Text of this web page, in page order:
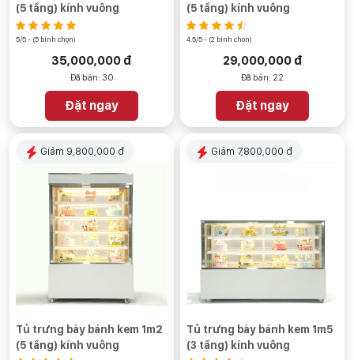
(5 tầng) kính vuông
5/5 - (5 bình chọn)
35,000,000 đ
Đã bán: 30
Đặt ngay
(5 tầng) kính vuông
4.5/5 - (2 bình chọn)
29,000,000 đ
Đã bán: 22
Đặt ngay
Giảm 9,800,000 đ
Tủ trưng bày bánh kem 1m2
(5 tầng) kính vuông
Giảm 7,800,000 đ
Tủ trưng bày bánh kem 1m5
(3 tầng) kính vuông